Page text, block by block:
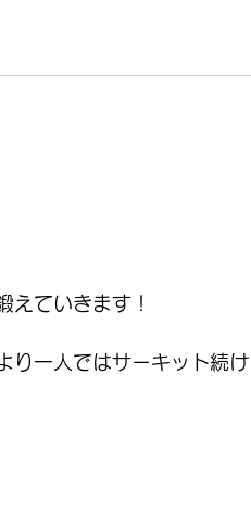
えていきます！
り一人ではサーキット続